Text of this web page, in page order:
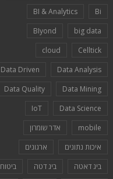
Bi
BI & Analytics
big data
BIyond
Celltick
cloud
Data Analysis
Data Driven
Data Mining
Data Quality
Data Science
IoT
mobile
אדר שומרון
איכות נתונים
ארגונים
ביג דאטה
ביג דטה
ביטוח